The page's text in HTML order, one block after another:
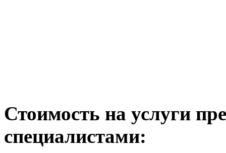
Стоимость на услуги
специалистами: